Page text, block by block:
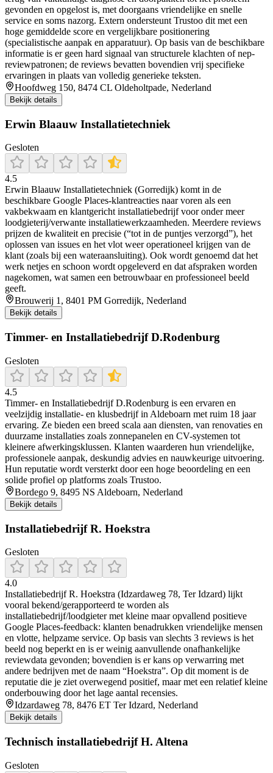
gevonden en opgelost is, met doorgaans vriendelijke en snelle
service en soms nazorg. Extern ondersteunt Trustoo dit met een
hoge gemiddelde score en vergelijkbare positionering
(specialistische aanpak en apparatuur). Op basis van de beschikbare
informatie is er geen hard signaal van structurele klachten of nep-
reviewpatronen; de reviews bevatten bovendien vrij specifieke
ervaringen in plaats van volledig generieke teksten.
Hoofdweg 150, 8474 CL Oldeholtpade, Nederland
Bekijk details
Erwin Blaauw Installatietechniek
Gesloten
4.5
Erwin Blaauw Installatietechniek (Gorredijk) komt in de
beschikbare Google Places-klantreacties naar voren als een
vakbekwaam en klantgericht installatiebedrijf voor onder meer
loodgieterij/verwante installatiewerkzaamheden. Meerdere reviews
prijzen de kwaliteit en precisie (“tot in de puntjes verzorgd”), het
oplossen van issues en het vlot weer operationeel krijgen van de
klant (zoals bij een wateraansluiting). Ook wordt genoemd dat het
werk netjes en schoon wordt opgeleverd en dat afspraken worden
nagekomen, wat samen een betrouwbaar en professioneel beeld
geeft.
Brouwerij 1, 8401 PM Gorredijk, Nederland
Bekijk details
Timmer- en Installatiebedrijf D.Rodenburg
Gesloten
4.5
Timmer- en Installatiebedrijf D.Rodenburg is een ervaren en
veelzijdig installatie- en klusbedrijf in Aldeboarn met ruim 18 jaar
ervaring. Ze bieden een breed scala aan diensten, van renovaties en
duurzame installaties zoals zonnepanelen en CV-systemen tot
kleinere afwerkingsklussen. Klanten waarderen hun vriendelijke,
professionele aanpak, deskundig advies en nauwkeurige uitvoering.
Hun reputatie wordt versterkt door een hoge beoordeling en een
solide profiel op platforms zoals Trustoo.
Bordego 9, 8495 NS Aldeboarn, Nederland
Bekijk details
Installatiebedrijf R. Hoekstra
Gesloten
4.0
Installatiebedrijf R. Hoekstra (Idzardaweg 78, Ter Idzard) lijkt
vooral bekend/gerapporteerd te worden als
installatiebedrijf/loodgieter met kleine maar opvallend positieve
Google Places-feedback: klanten benadrukken vriendelijke mensen
en vlotte, helpzame service. Op basis van slechts 3 reviews is het
beeld nog beperkt en is er weinig aanvullende onafhankelijke
reviewdata gevonden; bovendien is er kans op verwarring met
andere bedrijven met de naam “Hoekstra”. Op dit moment is de
reputatie die je ziet overwegend positief, maar met een relatief kleine
onderbouwing door het lage aantal recensies.
Idzardaweg 78, 8476 ET Ter Idzard, Nederland
Bekijk details
Technisch installatiebedrijf H. Altena
Gesloten